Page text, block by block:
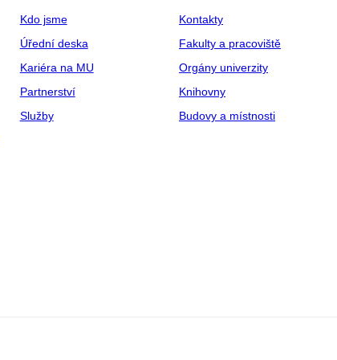
Kdo jsme
Úřední deska
Kariéra na MU
Partnerství
Služby
Kontakty
Fakulty a pracoviště
Orgány univerzity
Knihovny
Budovy a místnosti